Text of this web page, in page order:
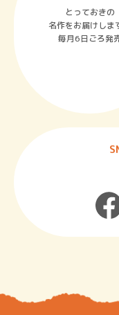
とっておきの
名作をお届けしま
毎月6日ごろ発